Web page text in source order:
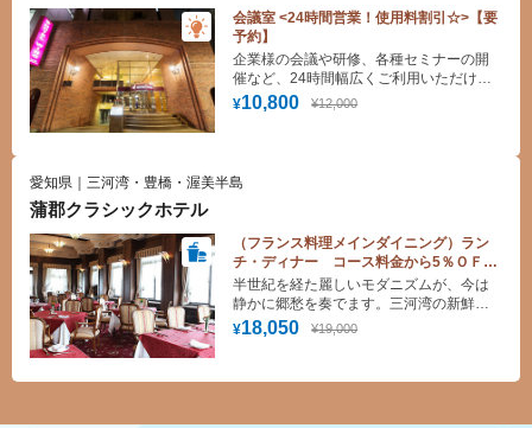
会議室 <24時間営業！使用料割引☆>【要
予約】
¥10,800 ¥12,000
企業様の会議や研修、各種セミナーの開
催など、24時間幅広くご利用いただけま
す。
愛知県｜三河湾・豊橋・渥美半島
蒲郡クラシックホテル
（フランス料理メインダイニング）ラン
チ・ディナー コース料金から5％ＯＦＦ
ランチ・ディナー 大人19,000円コース
が18,050円に！
¥18,050 ¥19,000
半世紀を経た麗しいモダニズムが、今は
静かに郷愁を奏でます。三河湾の新鮮な
海の幸を取り入れた本格的なフランス料
理をご賞味いただけます。